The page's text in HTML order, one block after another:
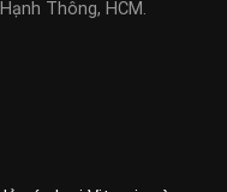
Thông, HCM.